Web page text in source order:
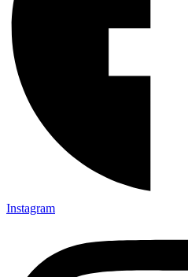
Instagram